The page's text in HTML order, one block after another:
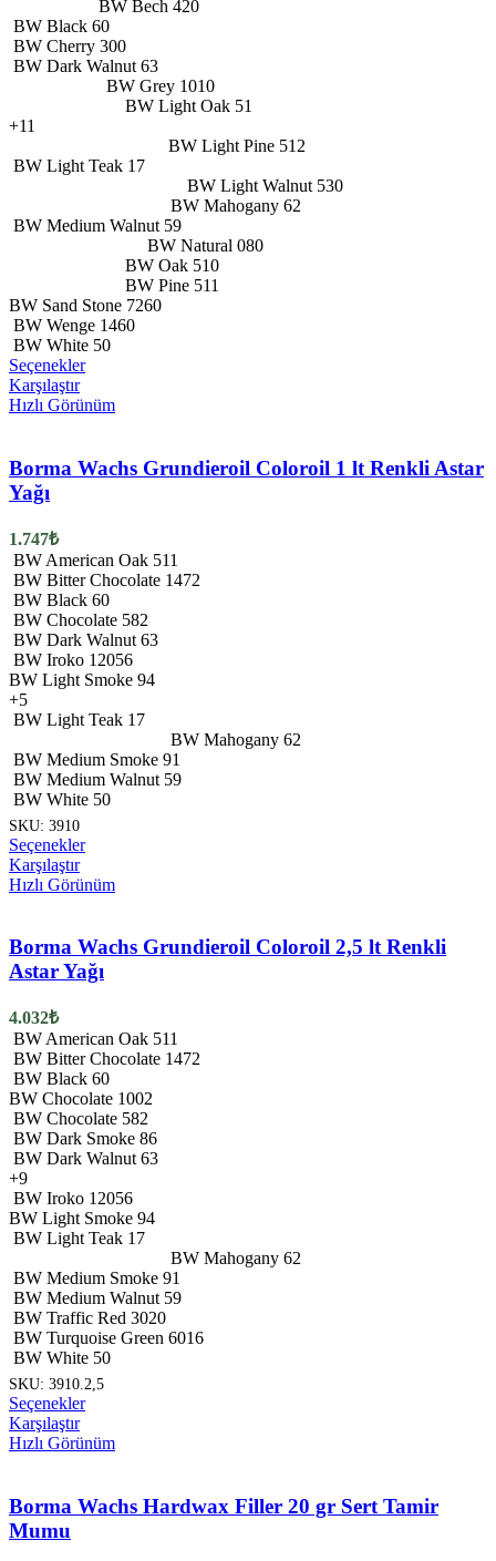
BW Bech 420
BW Black 60
BW Cherry 300
BW Dark Walnut 63
BW Grey 1010
BW Light Oak 51
+11
BW Light Pine 512
BW Light Teak 17
BW Light Walnut 530
BW Mahogany 62
BW Medium Walnut 59
BW Natural 080
BW Oak 510
BW Pine 511
BW Sand Stone 7260
BW Wenge 1460
BW White 50
SeçeneklerBu
birden
var.
Seçenekler
Karşılaştır
Hızlı Görünüm
Borma Wachs Grundieroil Coloroil 1 lt Renkli Astar
Yağı
1.747₺
BW American Oak 511
BW Bitter Chocolate 1472
BW Black 60
BW Chocolate 582
BW Dark Walnut 63
BW Iroko 12056
BW Light Smoke 94
+5
BW Light Teak 17
BW Mahogany 62
BW Medium Smoke 91
BW Medium Walnut 59
BW White 50
SKU: 3910
SeçeneklerBu
birden
var.
Seçenekler
ürün
Karşılaştır
Hızlı Görünüm
Borma Wachs Grundieroil Coloroil 2,5 lt Renkli
Astar Yağı
4.032₺
BW American Oak 511
BW Bitter Chocolate 1472
BW Black 60
BW Chocolate 1002
BW Chocolate 582
BW Dark Smoke 86
BW Dark Walnut 63
+9
BW Iroko 12056
BW Light Smoke 94
BW Light Teak 17
BW Mahogany 62
BW Medium Smoke 91
BW Medium Walnut 59
BW Traffic Red 3020
BW Turquoise Green 6016
BW White 50
SKU: 3910.2,5
SeçeneklerBu
birden
var.
Seçenekler
Karşılaştır
Hızlı Görünüm
Borma Wachs Hardwax Filler 20 gr Sert Tamir
Mumu